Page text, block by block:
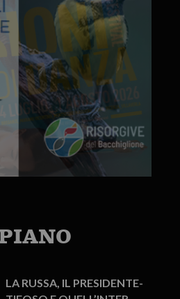
LA RUSSA, IL PRESIDENTE-